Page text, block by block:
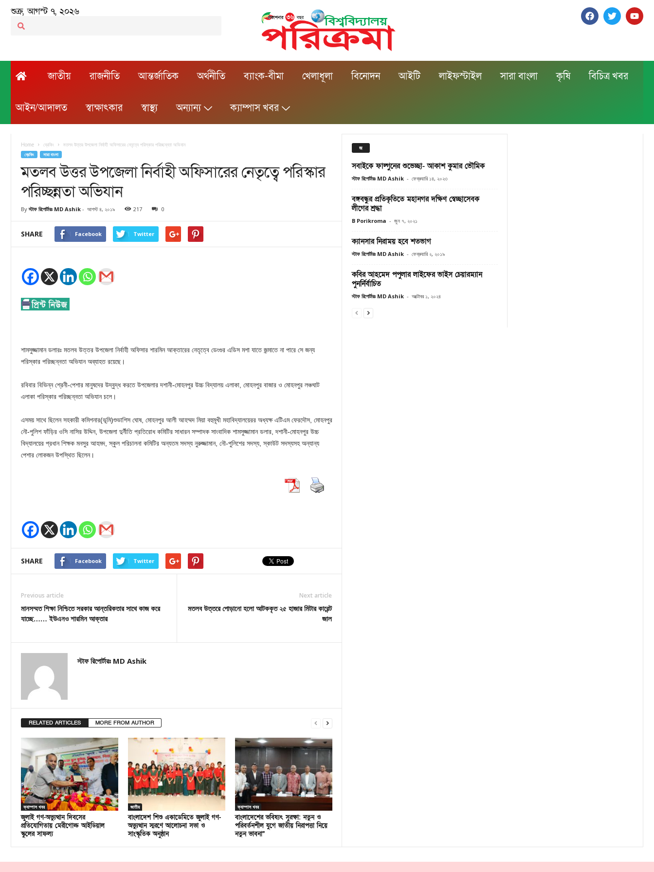
শুক্র, আগস্ট ৭, ২০২৬
জাতীয় রাজনীতি আন্তর্জাতিক অর্থনীতি ব্যাংক-বীমা খেলাধূলা বিনোদন আইটি লাইফস্টাইল সারা বাংলা কৃষি বিচিত্র খবর
আইন/আদালত স্বাক্ষাৎকার স্বাস্থ্য অন্যান্য ক্যাম্পাস খবর
Home ব্রেকিং মতলব উত্তর উপজেলা নির্বাহী অফিসারের নেতৃত্বে পরিস্কার পরিচ্ছন্নতা অভিযান
ব্রেকিং সারা বাংলা
মতলব উত্তর উপজেলা নির্বাহী অফিসারের নেতৃত্বে পরিস্কার
পরিচ্ছন্নতা অভিযান
By স্টাফ রিপোর্টারঃ MD Ashik - আগস্ট ৪, ২০১৯ 217 0
SHARE Facebook Twitter
শামসুজ্জামান ডলারঃ মতলব উত্তর উপজেলা নির্বাহী অফিসার শারমিন আক্তারের নেতৃত্বে ডেংগুর এডিস মশা যাতে জন্মাতে না পারে সে জন্য
পরিস্কার পরিচ্ছন্নতা অভিযান অব্যাহত রয়েছে।
রবিবার বিভিন্ন শ্রেনী-পেশার মানুষদের উদ্বুদ্ধ করতে উপজেলার দশানী-মোহনপুর উচ্চ বিদ্যালয় এলাকা, মোহনপুর বাজার ও মোহনপুর লঞ্চঘাট
এলাকা পরিস্কার পরিচ্ছন্নতা অভিযান চলে।
এসময় সাথে ছিলেন সহকারী কমিশনার(ভূমি)শুভাশিস ঘোষ, মোহনপুর আলী আহম্মদ মিয়া বহুমূখী মহাবিদ্যালয়েরর অধ্যক্ষ এটিএম ফেরদৌস, মোহনপুর
নৌ-পুলিশ ফাঁড়ির ওসি নাসির উদ্দিন, উপজেলা দুর্নীতি প্রতিরোধ কমিটির সাধারন সম্পাদক সাংবাদিক শামসুজ্জামান ডলার, দশানী-মোহনপুর উচ্চ
বিদ্যালয়ের প্রধান শিক্ষক মনসুর আহমদ, স্কুল পরিচালনা কমিটির অন্যতম সদস্য নুরুজ্জামান, নৌ-পুলিশের সদস্য, স্কাউট সদস্যসহ অন্যান্য
পেশার লোকজন উপস্থিত ছিলেন।
SHARE Facebook Twitter
Previous article
মানসম্মত শিক্ষা নিশ্চিতে সরকার আন্তরিকতার সাথে কাজ করে
যাচ্ছে…… ইউএনও শারমিন আক্তার
Next article
মতলব উত্তরে পোড়ানো হলো আটককৃত ২৫ হাজার মিটার কারেন্ট
জাল
স্টাফ রিপোর্টারঃ MD Ashik
RELATED ARTICLES MORE FROM AUTHOR
ক্যাম্পাস খবর
জুলাই গণ-অভ্যুত্থান দিবসের
প্রতিযোগিতায় মেরীগোল্ড আইডিয়াল
স্কুলের সাফল্য
জাতীয়
বাংলাদেশ শিশু একাডেমিতে জুলাই গণ-
অভ্যুত্থান স্মরণে আলোচনা সভা ও
সাংস্কৃতিক অনুষ্ঠান
ক্যাম্পাস খবর
বাংলাদেশের ভবিষ্যৎ সুরক্ষা: নতুন ও
পরিবর্তনশীল যুগে জাতীয় নিরাপত্তা নিয়ে
নতুন ভাবনা”
জ
সবাইকে ফাল্গুনের শুভেচ্ছা- আকাশ কুমার ভৌমিক
স্টাফ রিপোর্টারঃ MD Ashik - ফেব্রুয়ারি ১৪, ২০২৩
বঙ্গবন্ধুর প্রতিকৃতিতে মহানগর দক্ষিণ স্বেচ্ছাসেবক
লীগের শ্রদ্ধা
B Porikroma - জুন ৭, ২০২১
ক্যানসার নিরাময় হবে শতভাগ
স্টাফ রিপোর্টারঃ MD Ashik - ফেব্রুয়ারি ২, ২০১৯
কবির আহমেদ পপুলার লাইফের ভাইস চেয়ারম্যান
পুনর্নির্বাচিত
স্টাফ রিপোর্টারঃ MD Ashik - অক্টোবর ১, ২০২৪